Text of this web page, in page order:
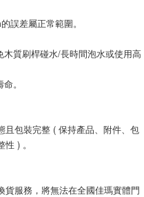
誤差屬正常範圍。
質刷桿碰水/長時間泡水或使用高
。
且包裝完整 ( 保持產品、附件、包
) 。
服務，將無法在全國佳瑪實體門